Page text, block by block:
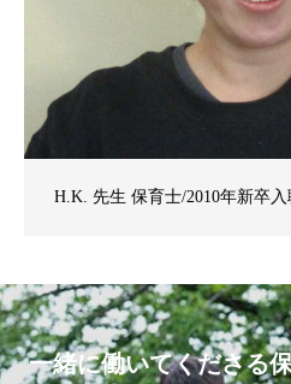
H.K. 先生 保育士/2010年新卒
一緒に働いてくださる